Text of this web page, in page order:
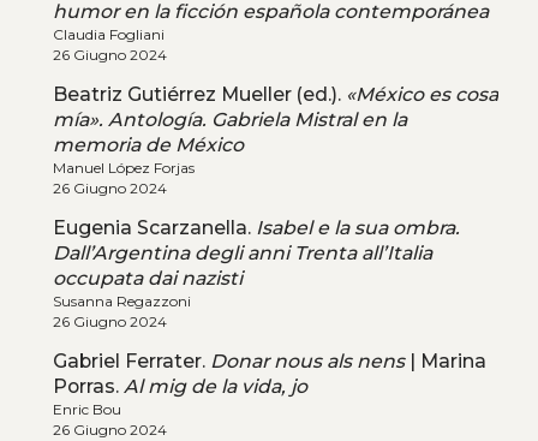
humor en la ficción española contemporánea
Claudia Fogliani
26 Giugno 2024
Beatriz Gutiérrez Mueller (ed.). «México es cosa
mía». Antología. Gabriela Mistral en la
memoria de México
Manuel López Forjas
26 Giugno 2024
Eugenia Scarzanella. Isabel e la sua ombra.
Dall’Argentina degli anni Trenta all’Italia
occupata dai nazisti
Susanna Regazzoni
26 Giugno 2024
Gabriel Ferrater. Donar nous als nens| Marina
Porras. Al mig de la vida, jo
Enric Bou
26 Giugno 2024